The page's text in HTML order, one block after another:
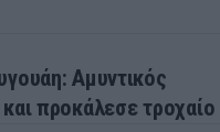
Αμυντικός
προκάλεσε τροχαίο